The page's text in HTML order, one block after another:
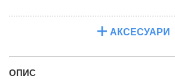
АКСЕСУАРИ
ОПИС